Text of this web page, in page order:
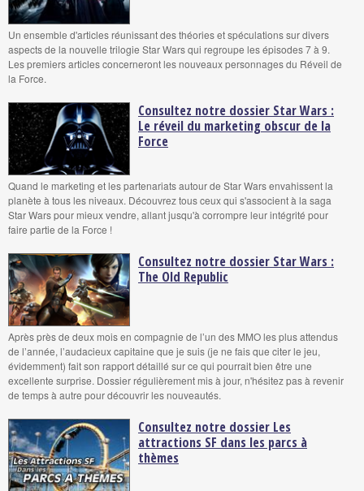
Un ensemble d'articles réunissant des théories et spéculations sur divers
aspects de la nouvelle trilogie Star Wars qui regroupe les épisodes 7 à 9.
Les premiers articles concerneront les nouveaux personnages du Réveil de
la Force.
Consultez notre dossier Star Wars :
Le réveil du marketing obscur de la
Force
Quand le marketing et les partenariats autour de Star Wars envahissent la
planète à tous les niveaux. Découvrez tous ceux qui s'associent à la saga
Star Wars pour mieux vendre, allant jusqu'à corrompre leur intégrité pour
faire partie de la Force !
Consultez notre dossier Star Wars :
The Old Republic
Après près de deux mois en compagnie de l’un des MMO les plus attendus
de l’année, l’audacieux capitaine que je suis (je ne fais que citer le jeu,
évidemment) fait son rapport détaillé sur ce qui pourrait bien être une
excellente surprise. Dossier régulièrement mis à jour, n'hésitez pas à revenir
de temps à autre pour découvrir les nouveautés.
Consultez notre dossier Les
attractions SF dans les parcs à
thèmes